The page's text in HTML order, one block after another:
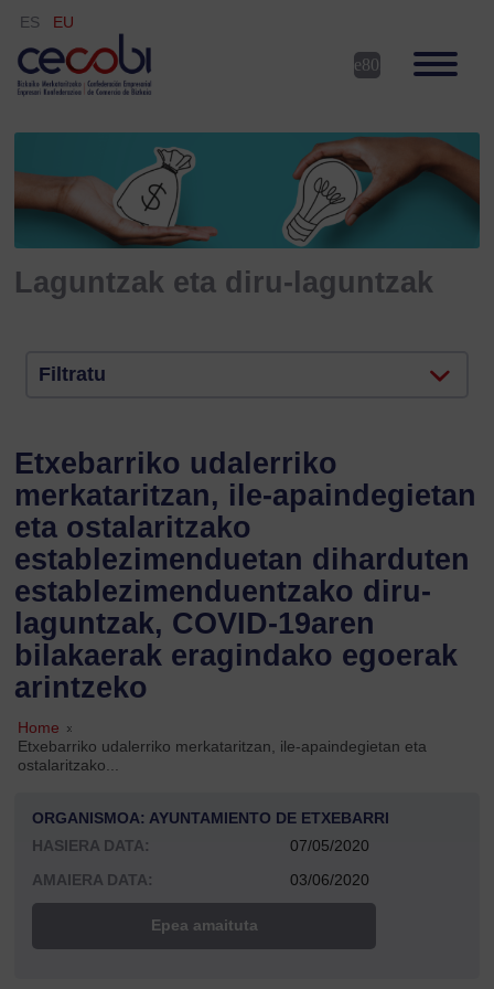
ES EU
Laguntzak eta diru-laguntzak
Filtratu
Etxebarriko udalerriko
merkataritzan, ile-apaindegietan
eta ostalaritzako
establezimenduetan diharduten
establezimenduentzako diru-
laguntzak, COVID-19aren
bilakaerak eragindako egoerak
arintzeko
Home »
Etxebarriko udalerriko merkataritzan, ile-apaindegietan eta
ostalaritzako...
ORGANISMOA: AYUNTAMIENTO DE ETXEBARRI
HASIERA DATA:
07/05/2020
AMAIERA DATA:
03/06/2020
Epea amaituta